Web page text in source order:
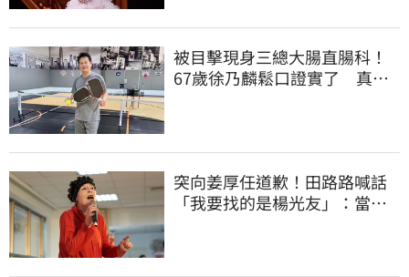
被目擊現身三總大腸直腸科！
67歲徐乃麟鬆口證實了 真實
突向姜厚任道歉！田路路喊話
「我要找的是楊光友」：當時